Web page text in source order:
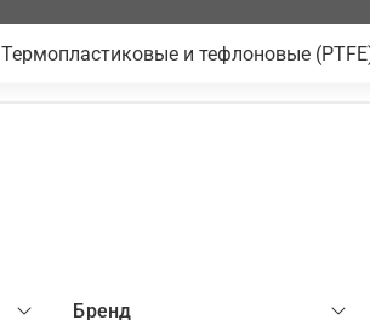
Термопластиковые и тефлоновые
Бренд